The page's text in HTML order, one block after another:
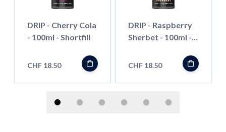
DRIP - Cherry Cola
- 100ml - Shortfill
CHF 18.50
DRIP - Raspberry
Sherbet - 100ml -
CHF 18.50